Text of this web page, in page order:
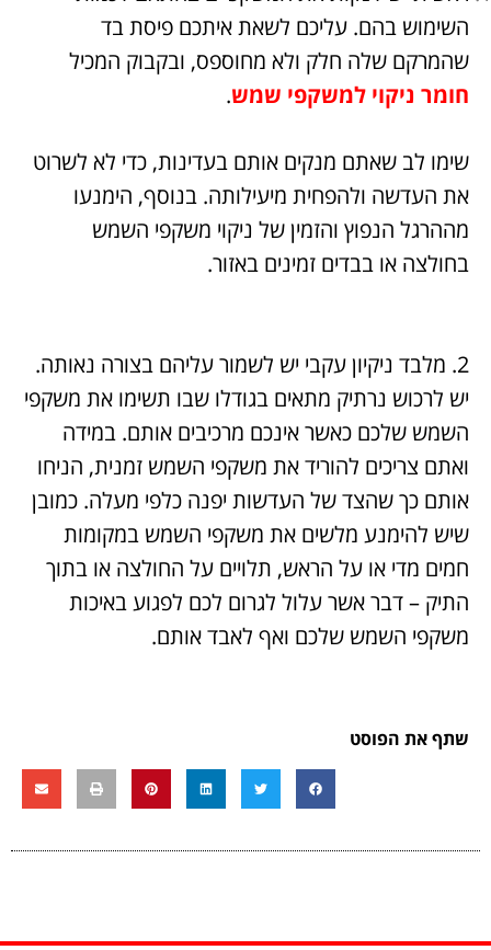
השימוש בהם. עליכם לשאת איתכם פיסת בד
שהמרקם שלה חלק ולא מחוספס, ובקבוק המכיל
חומר ניקוי למשקפי שמש.
שימו לב שאתם מנקים אותם בעדינות, כדי לא לשרוט
את העדשה ולהפחית מיעילותה. בנוסף, הימנעו
מההרגל הנפוץ והזמין של ניקוי משקפי השמש
בחולצה או בבדים זמינים באזור.
2. מלבד ניקיון עקבי יש לשמור עליהם בצורה נאותה.
יש לרכוש נרתיק מתאים בגודלו שבו תשימו את משקפי
השמש שלכם כאשר אינכם מרכיבים אותם. במידה
ואתם צריכים להוריד את משקפי השמש זמנית, הניחו
אותם כך שהצד של העדשות יפנה כלפי מעלה. כמובן
שיש להימנע מלשים את משקפי השמש במקומות
חמים מדי או על הראש, תלויים על החולצה או בתוך
התיק – דבר אשר עלול לגרום לכם לפגוע באיכות
משקפי השמש שלכם ואף לאבד אותם.
שתף את הפוסט